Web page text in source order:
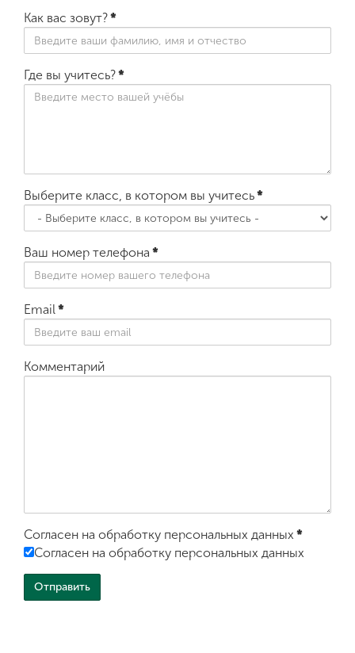
ENG SPN CHI
Приемная
Как вас зовут?*
Где вы учитесь?*
Выберите класс, в котором вы учитесь*
Ваш номер телефона *
Email*
Комментарий
Согласен на обработку персональных данных *
Согласен на обработку персональных данных